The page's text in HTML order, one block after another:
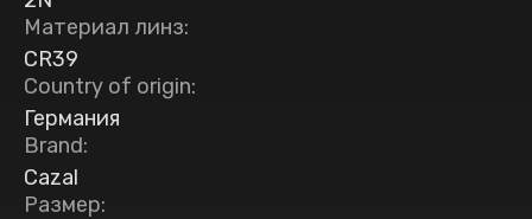
Материал линз:
CR39
Country of origin:
Германия
Brand:
Cazal
Размер: